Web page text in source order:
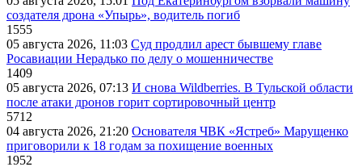
создателя дрона «Упырь», водитель погиб
1555
05 августа 2026, 11:03 Суд продлил арест бывшему главе
Росавиации Нерадько по делу о мошенничестве
1409
05 августа 2026, 07:13 И снова Wildberries. В Тульской области
после атаки дронов горит сортировочный центр
5712
04 августа 2026, 21:20 Основателя ЧВК «Ястреб» Марущенко
приговорили к 18 годам за похищение военных
1952